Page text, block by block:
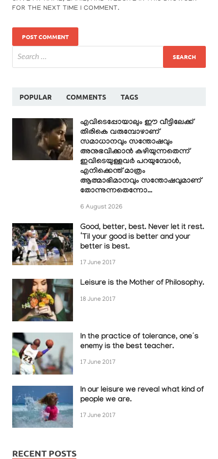
FOR THE NEXT TIME I COMMENT.
POPULAR COMMENTS TAGS
എവിടെപ്പോയാലും ഈ വീട്ടിലേക്ക്
തിരികെ വരുമ്പോഴാണ്
സമാധാനവും സന്തോഷവും
അനുഭവിക്കാൻ കഴിയുന്നതെന്ന്
ഇവിടെയുള്ളവർ പറയുമ്പോൾ,
എനിക്കെന്ത് മാത്രം
ആത്മാഭിമാനവും സന്തോഷവുമാണ്
തോന്നുന്നതെന്നോ…
6 August 2026
Good, better, best. Never let it rest.
‘Til your good is better and your
better is best.
17 June 2017
Leisure is the Mother of Philosophy.
18 June 2017
In the practice of tolerance, one’s
enemy is the best teacher.
17 June 2017
In our leisure we reveal what kind of
people we are.
17 June 2017
RECENT POSTS